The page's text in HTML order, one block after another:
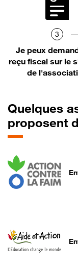
3
Je peux
reçu fiscal sur le
de
Quelques
proposent